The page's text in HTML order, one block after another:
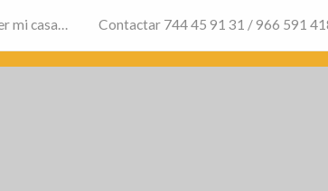
mi casa… Contactar 744 45 91 31 / 966 591